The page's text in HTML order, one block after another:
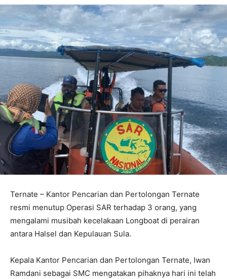
Ternate – Kantor Pencarian dan Pertolongan Ternate
resmi menutup Operasi SAR terhadap 3 orang, yang
mengalami musibah kecelakaan Longboat di perairan
antara Halsel dan Kepulauan Sula.
Kepala Kantor Pencarian dan Pertolongan Ternate, Iwan
Ramdani sebagai SMC mengatakan pihaknya hari ini telah